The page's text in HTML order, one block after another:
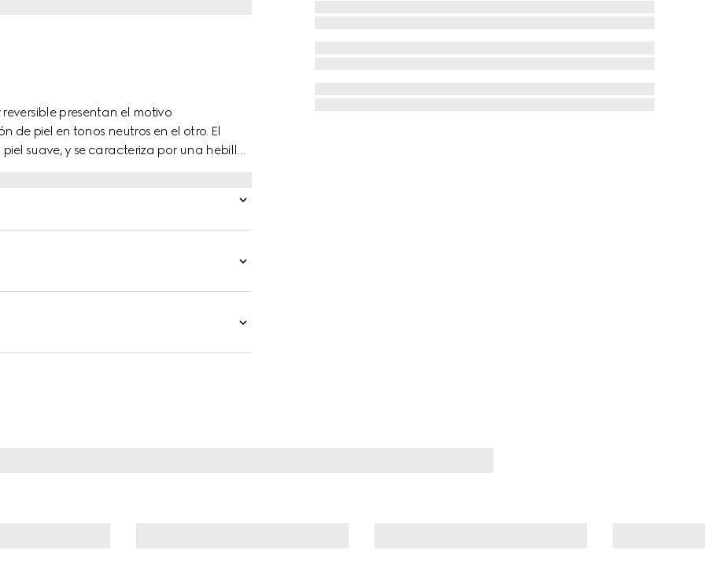
presentan el motivo
de piel en tonos neutros en el otro. El
suave, y se caracteriza por una hebilla